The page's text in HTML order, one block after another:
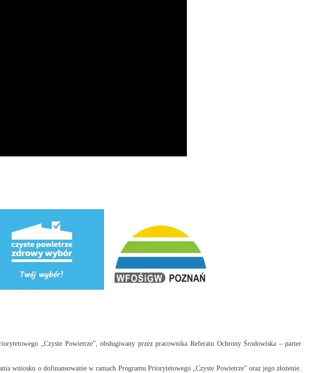
„Czyste Powietrze”, obsługiwany przez pracownika Referatu Ochrony Środowiska – parter
o dofinansowanie w ramach Programu Priorytetowego „Czyste Powietrze” oraz jego złożenie.